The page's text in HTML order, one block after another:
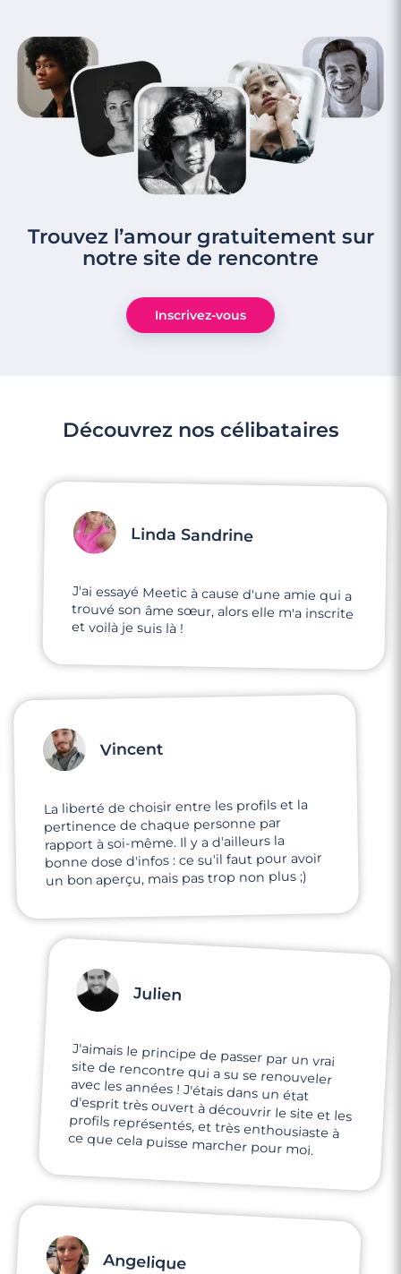
Trouvez l’amour gratuitement sur
notre site de rencontre
Inscrivez-vous
Découvrez nos célibataires
Linda Sandrine
J'ai essayé Meetic à cause d'une amie qui a
trouvé son âme sœur, alors elle m'a inscrite
et voilà je suis là !
Vincent
La liberté de choisir entre les profils et la
pertinence de chaque personne par
rapport à soi-même. Il y a d'ailleurs la
bonne dose d'infos : ce su'il faut pour avoir
un bon aperçu, mais pas trop non plus ;)
Julien
J'aimais le principe de passer par un vrai
site de rencontre qui a su se renouveler
avec les années ! J'étais dans un état
d'esprit très ouvert à découvrir le site et les
profils représentés, et très enthousiaste à
ce que cela puisse marcher pour moi.
Angelique